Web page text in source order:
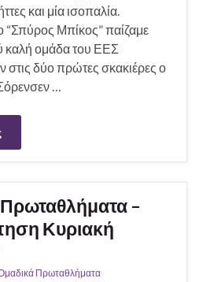
και μία ισοπαλία.
“Σπύρος Μπίκος” παίζαμε
καλή ομάδα του ΕΕΣ
δύο πρώτες σκακιέρες ο
…
–
Κυριακή
Πρωταθλήματα